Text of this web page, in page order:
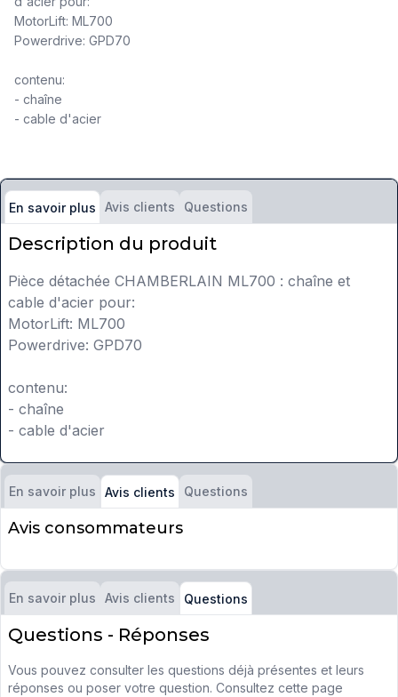
MotorLift: ML700
Powerdrive: GPD70
contenu:
- chaîne
- cable d'acier
En savoir plus Avis clients Questions
Description du produit
Pièce détachée CHAMBERLAIN ML700 : chaîne et
cable d'acier pour:
MotorLift: ML700
Powerdrive: GPD70
contenu:
- chaîne
- cable d'acier
En savoir plus Avis clients Questions
Avis consommateurs
En savoir plus Avis clients Questions
Questions - Réponses
Vous pouvez consulter les questions déjà présentes et leurs
réponses ou poser votre question. Consultez cette page